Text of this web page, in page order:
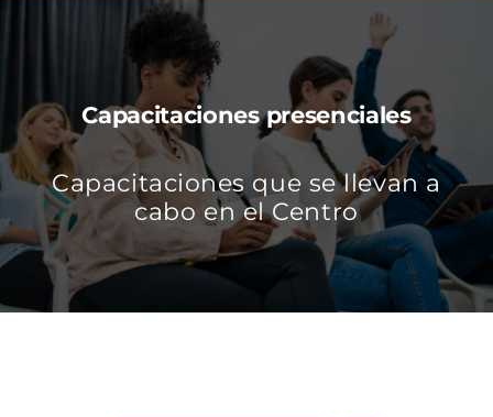
MATRÍCULA Y PAGOS
CONTACTO
MI CUENTA
Capacitaciones presenciales
Capacitaciones que se llevan a
cabo en el Centro